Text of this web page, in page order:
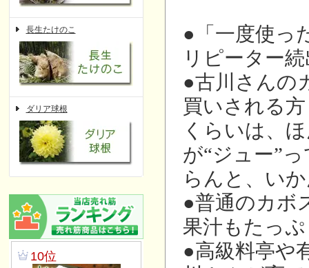
長生たけのこ
ダリア球根
●「一度使っ
リピーター
●古川さんの
買いされる
くらいは、
が“ジュー”
らんと、い
●普通のカボ
果汁もたっ
●高級料亭や